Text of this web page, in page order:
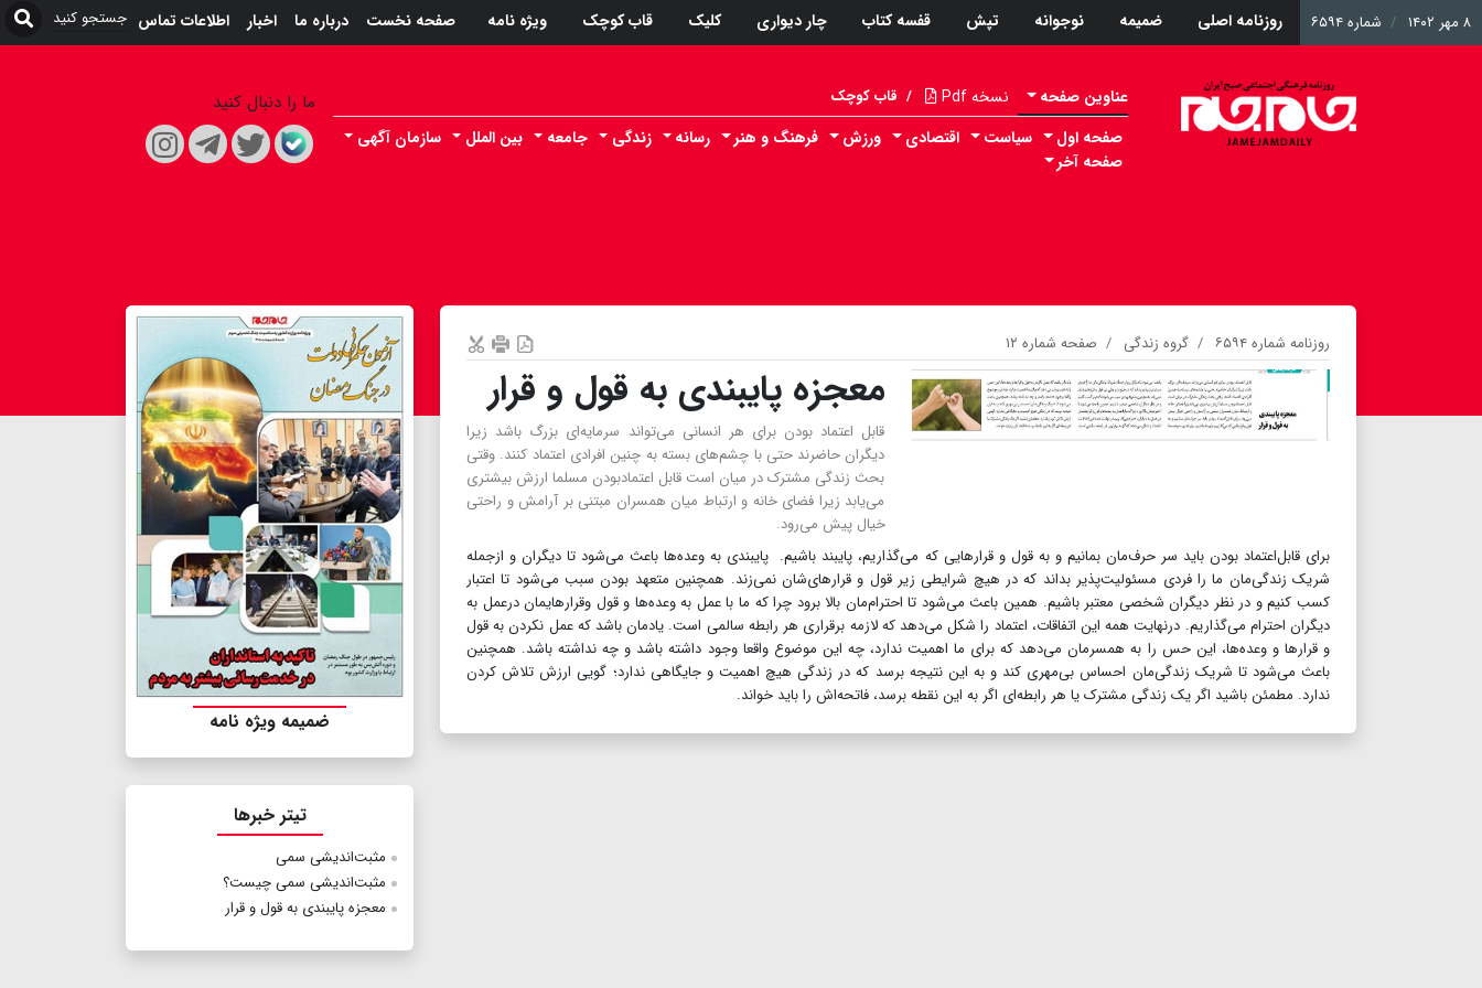
۸ مهر ۱۴۰۲ شماره ۶۵۹۴ روزنامه اصلی ضمیمه نوجوانه تپش قفسه کتاب چار دیواری کلیک قاب کوچک ویژه نامه صفحه نخست درباره ما اخبار اطلاعات تماس
عناوین صفحه نسخه Pdf / قاب کوچک
صفحه اول سیاست اقتصادی ورزش فرهنگ و هنر رسانه زندگی جامعه بین الملل
سازمان آگهی
صفحه آخر
ما را دنبال کنید
روزنامه شماره ۶۵۹۴ گروه زندگی صفحه شماره ۱۲
معجزه پایبندی به قول و قرار
قابل اعتماد بودن برای هر انسانی می‌تواند سرمایه‌ای بزرگ باشد زیرا
دیگران حاضرند حتی با چشم‌های بسته به چنین افرادی اعتماد کنند. وقتی
بحث زندگی مشترک در میان است قابل اعتمادبودن مسلما ارزش بیشتری
می‌یابد زیرا فضای خانه و ارتباط میان همسران مبتنی بر آرامش و راحتی
خیال پیش می‌رود.
برای قابل‌اعتماد بودن باید سر حرف‌مان بمانیم و به قول و‌ قرارهایی که می‌گذاریم، پایبند باشیم. پایبندی به وعده‌ها باعث می‌شود تا دیگران و از‌جمله
شریک زندگی‌مان ما را فردی مسئولیت‌پذیر بداند که در هیچ شرایطی زیر قول و قرارهای‌شان نمی‌زند. همچنین متعهد بودن سبب می‌شود تا اعتبار
کسب کنیم و در نظر دیگران شخصی معتبر باشیم. همین باعث می‌شود تا احترام‌مان بالا برود چرا که ما با عمل به وعده‌ها و قول وقرارها‌یمان درعمل به
دیگران احترام می‌گذاریم. درنهایت همه این اتفاقات، اعتماد را شکل می‌دهد که لازمه برقراری هر رابطه سالمی است. یادمان باشد که عمل نکردن به قول
و قرارها و وعده‌ها، این حس را به همسرمان می‌دهد که برای ما اهمیت ندارد، چه این موضوع واقعا وجود داشته باشد و چه نداشته باشد. همچنین
باعث می‌شود تا شریک زندگی‌مان احساس بی‌مهری کند و به این نتیجه برسد که در زندگی هیچ اهمیت و جایگاهی ندارد؛ گویی ارزش تلاش کردن
ندارد. مطمئن باشید اگر یک زندگی مشترک یا هر رابطه‌ای اگر به این نقطه برسد، فاتحه‌اش را باید خواند.
ضمیمه ویژه نامه
تیتر خبرها
مثبت‌اندیشی سمی
مثبت‌اندیشی سمی چیست؟
معجزه پایبندی به قول و قرار